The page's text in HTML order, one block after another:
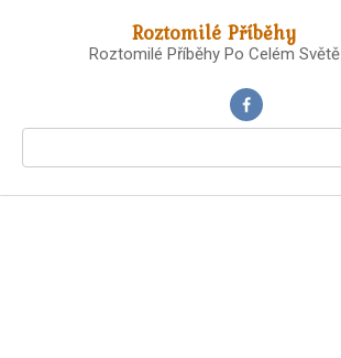
Roztomilé Příběhy
Roztomilé Příběhy Po Celém Světě